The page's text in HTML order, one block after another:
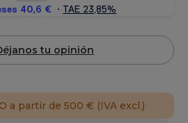
tu opinión
a partir de 500 € (IVA excl.)